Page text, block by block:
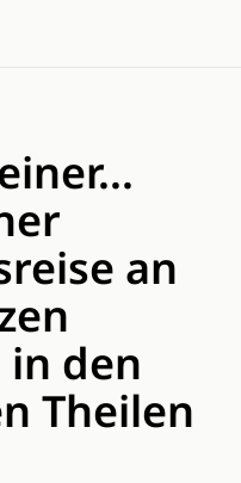
an
den
Theilen